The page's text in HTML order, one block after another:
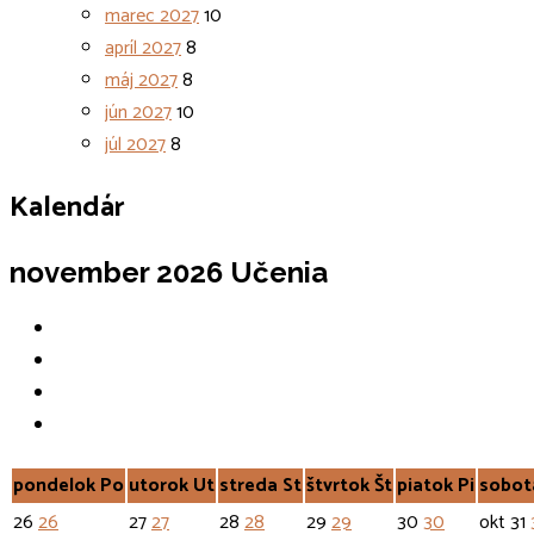
marec 202710
apríl 20278
máj 20278
jún 202710
júl 20278
Kalendár
november 2026 Učenia
pondelokPo utorokUtstreda StštvrtokŠtpiatokPi
2626 2727 2828 2929 3030 okt31